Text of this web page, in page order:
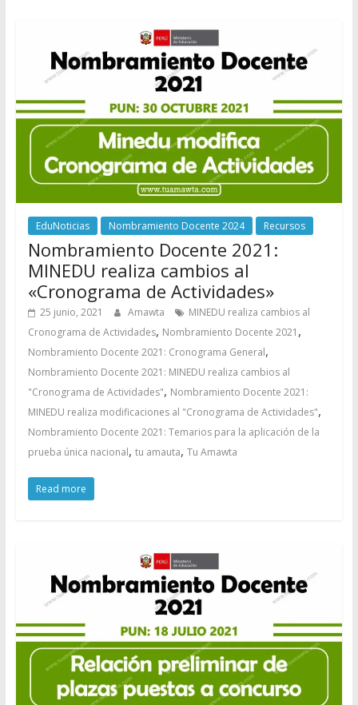
EduNoticias Nombramiento Docente 2024 Recursos
Nombramiento Docente 2021:
MINEDU realiza cambios al
«Cronograma de Actividades»
25 junio, 2021 Amawta
MINEDU realiza cambios al
Cronograma de Actividades, Nombramiento Docente 2021 ,
Nombramiento Docente 2021: Cronograma General,
Nombramiento Docente 2021: MINEDU realiza cambios al
"Cronograma de Actividades", Nombramiento Docente 2021:
MINEDU realiza modificaciones al "Cronograma de Actividades",
Nombramiento Docente 2021: Temarios para la aplicación de la
prueba única nacional, tu amauta, Tu Amawta
Read more